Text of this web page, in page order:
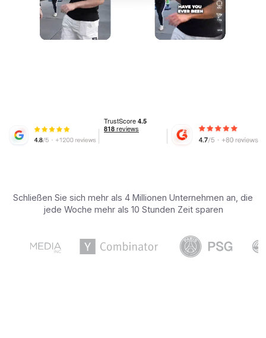
Schließen Sie sich mehr als 4 Millionen Unternehmen an, die
jede Woche mehr als 10 Stunden Zeit sparen